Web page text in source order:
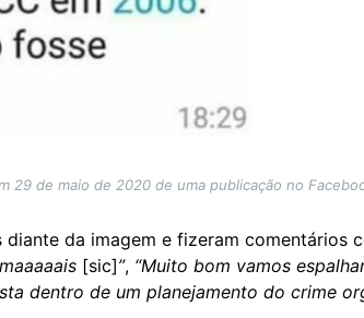
29 de maio de 2020 de uma publicação no
da imagem e fizeram comentários
[sic]”, “Muito bom vamos
dentro de um planejamento do crime